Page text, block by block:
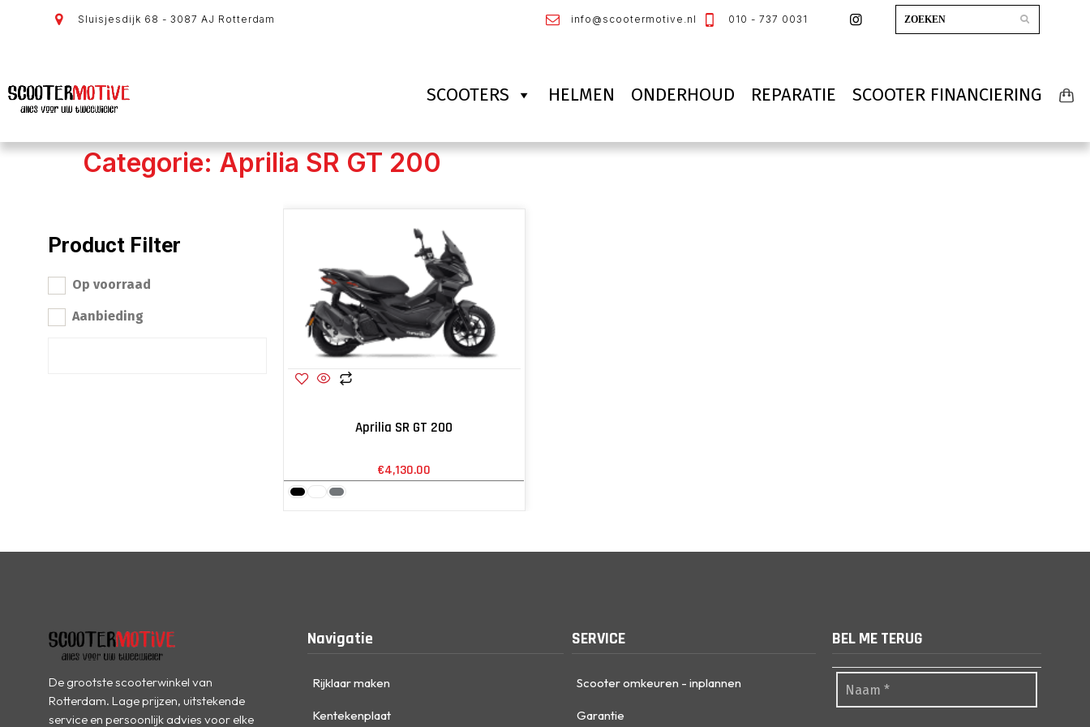
Sluisjesdijk 68 - 3087 AJ Rotterdam info@scootermotive.nl 010 - 737 0031
SCOOTERS HELMEN ONDERHOUD REPARATIE SCOOTER FINANCIERING
Categorie: Aprilia SR GT 200
Product Filter
Op voorraad
Aanbieding
Aprilia SR GT 200
€4,130.00
De grootste scooterwinkel van
Rotterdam. Lage prijzen, uitstekende
service en persoonlijk advies voor elke
Navigatie
Rijklaar maken
Kentekenplaat
SERVICE
Scooter omkeuren - inplannen
Garantie
BEL ME TERUG